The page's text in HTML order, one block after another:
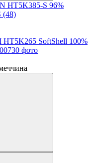
HT5K385-S 96%
(48)